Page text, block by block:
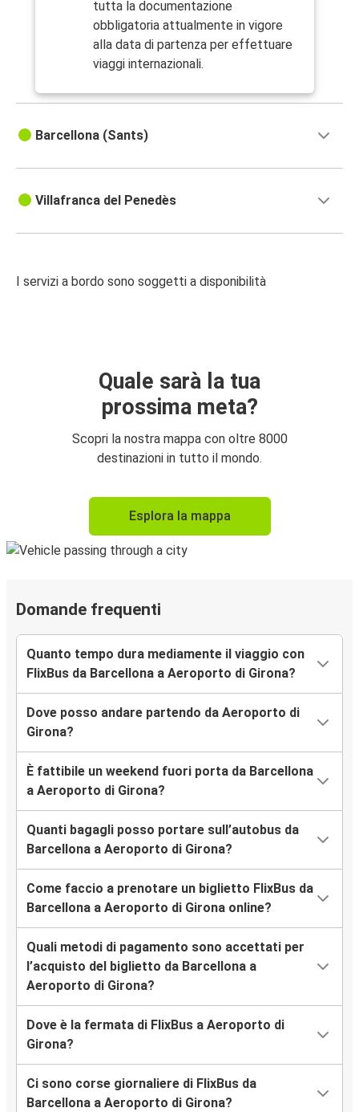
tutta la documentazione
obbligatoria attualmente in vigore
alla data di partenza per effettuare
viaggi internazionali.
Barcellona (Sants)
Villafranca del Penedès
I servizi a bordo sono soggetti a disponibilità
Quale sarà la tua
prossima meta?
Scopri la nostra mappa con oltre 8000
destinazioni in tutto il mondo.
Esplora la mappa
Domande frequenti
Quanto tempo dura mediamente il viaggio con
FlixBus da Barcellona a Aeroporto di Girona?
Dove posso andare partendo da Aeroporto di
Girona?
È fattibile un weekend fuori porta da Barcellona
a Aeroporto di Girona?
Quanti bagagli posso portare sull’autobus da
Barcellona a Aeroporto di Girona?
Come faccio a prenotare un biglietto FlixBus da
Barcellona a Aeroporto di Girona online?
Quali metodi di pagamento sono accettati per
l’acquisto del biglietto da Barcellona a
Aeroporto di Girona?
Dove è la fermata di FlixBus a Aeroporto di
Girona?
Ci sono corse giornaliere di FlixBus da
Barcellona a Aeroporto di Girona?